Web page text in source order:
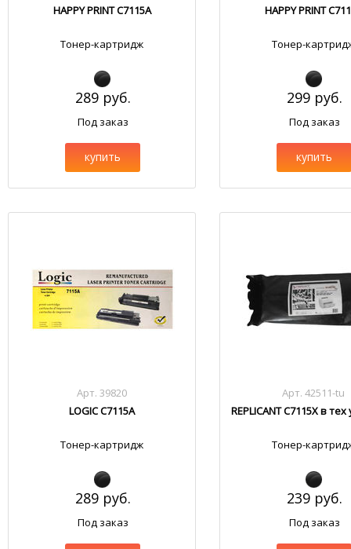
HAPPY PRINT C7115A
Тонер-картридж
289 руб.
Под заказ
купить
HAPPY PRINT
Тонер-
299 руб.
Под заказ
купить
Арт. 39820
LOGIC C7115A
Тонер-картридж
289 руб.
Под заказ
Арт. 42511-tu
REPLICANT C7115X в
Тонер-
239 руб.
Под заказ